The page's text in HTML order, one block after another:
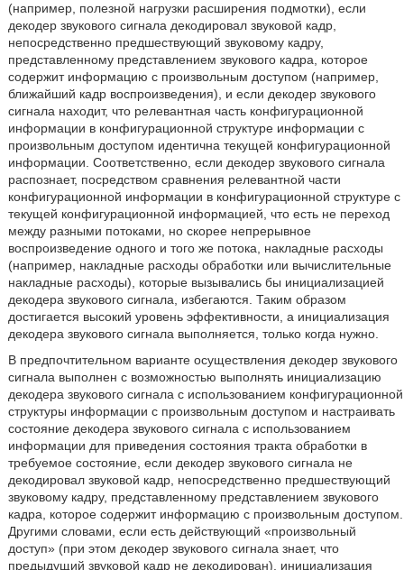
(например, полезной нагрузки расширения подмотки), если
декодер звукового сигнала декодировал звуковой кадр,
непосредственно предшествующий звуковому кадру,
представленному представлением звукового кадра, которое
содержит информацию с произвольным доступом (например,
ближайший кадр воспроизведения), и если декодер звукового
сигнала находит, что релевантная часть конфигурационной
информации в конфигурационной структуре информации с
произвольным доступом идентична текущей конфигурационной
информации. Соответственно, если декодер звукового сигнала
распознает, посредством сравнения релевантной части
конфигурационной информации в конфигурационной структуре с
текущей конфигурационной информацией, что есть не переход
между разными потоками, но скорее непрерывное
воспроизведение одного и того же потока, накладные расходы
(например, накладные расходы обработки или вычислительные
накладные расходы), которые вызывались бы инициализацией
декодера звукового сигнала, избегаются. Таким образом
достигается высокий уровень эффективности, а инициализация
декодера звукового сигнала выполняется, только когда нужно.
В предпочтительном варианте осуществления декодер звукового
сигнала выполнен с возможностью выполнять инициализацию
декодера звукового сигнала с использованием конфигурационной
структуры информации с произвольным доступом и настраивать
состояние декодера звукового сигнала с использованием
информации для приведения состояния тракта обработки в
требуемое состояние, если декодер звукового сигнала не
декодировал звуковой кадр, непосредственно предшествующий
звуковому кадру, представленному представлением звукового
кадра, которое содержит информацию с произвольным доступом.
Другими словами, если есть действующий «произвольный
доступ» (при этом декодер звукового сигнала знает, что
предыдущий звуковой кадр не декодирован), инициализация